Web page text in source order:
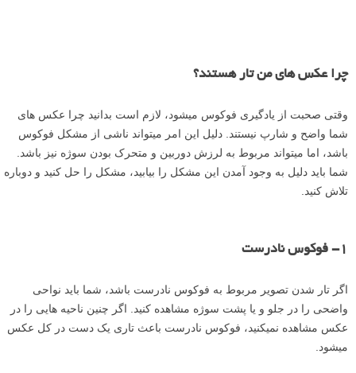
چرا عکس­ های من تار هستند؟
وقتی صحبت از یادگیری فوکوس می­شود، لازم است بدانید چرا عکس­ های
شما واضح و شارپ نیستند. دلیل این امر می­تواند ناشی از مشکل فوکوس
باشد، اما می­تواند مربوط به لرزش دوربین و متحرک بودن سوژه نیز باشد.
شما باید دلیل به وجود آمدن این مشکل را بیابید، مشکل را حل کنید و دوباره
تلاش کنید.
۱- فوکوس نادرست
اگر تار شدن تصویر مربوط به فوکوس نادرست باشد، شما باید نواحی
واضحی را در جلو و یا پشت سوژه مشاهده کنید. اگر چنین ناحیه ه­ایی را در
عکس مشاهده نمی­کنید، فوکوس نادرست باعث تاری یک دست در کل عکس
می­شود.